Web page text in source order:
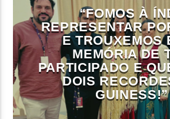
FAIXA ATUAL
TÍTULO
ARTISTA
“FOMOS À
REPRESENTAR
E TROUXEMOS
MEMÓRIA DE
PARTICIPADO E
DOIS
GUINESS!”